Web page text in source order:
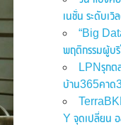
เนชั่น ระดับเวิ
“Big
พฤติกรรมผู้บ
LPNรุกต
บ้าน365คาด
Y จุดเปลี่ยน